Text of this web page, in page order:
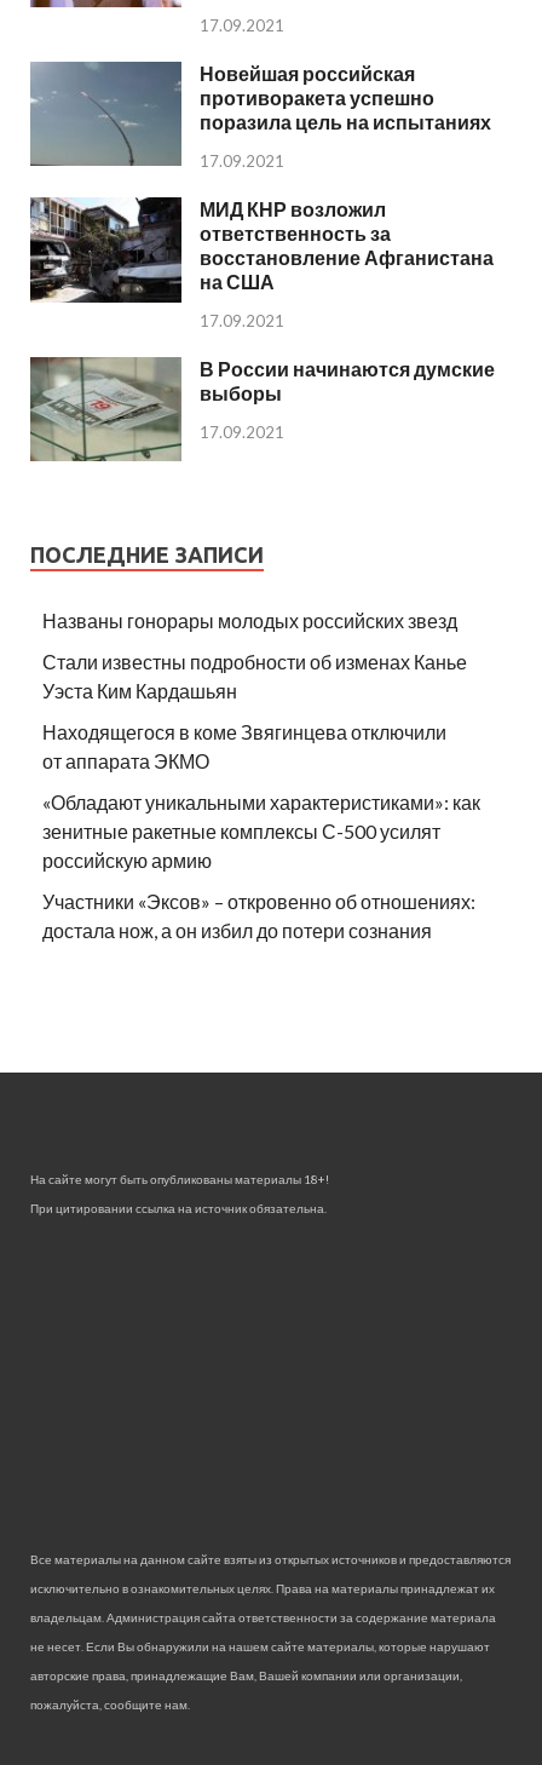
17.09.2021
Новейшая российская
противоракета успешно
поразила цель на испытаниях
17.09.2021
МИД КНР возложил
ответственность за
восстановление Афганистана
на США
17.09.2021
В России начинаются думские
выборы
17.09.2021
ПОСЛЕДНИЕ ЗАПИСИ
Названы гонорары молодых российских звезд
Стали известны подробности об изменах Канье
Уэста Ким Кардашьян
Находящегося в коме Звягинцева отключили
от аппарата ЭКМО
«Обладают уникальными характеристиками»: как
зенитные ракетные комплексы С-500 усилят
российскую армию
Участники «Эксов» – откровенно об отношениях:
достала нож, а он избил до потери сознания
На сайте могут быть опубликованы материалы 18+!
При цитировании ссылка на источник обязательна.
Все материалы на данном сайте взяты из открытых источников и предоставляются
исключительно в ознакомительных целях. Права на материалы принадлежат их
владельцам. Администрация сайта ответственности за содержание материала
не несет. Если Вы обнаружили на нашем сайте материалы, которые нарушают
авторские права, принадлежащие Вам, Вашей компании или организации,
пожалуйста, сообщите нам.